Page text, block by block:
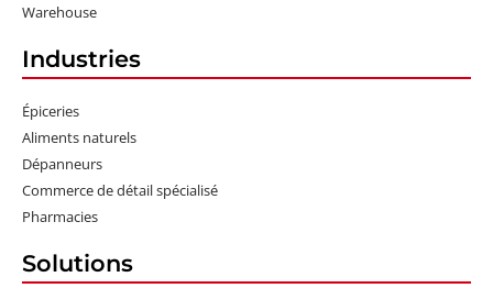
Warehouse
Industries
Épiceries
Aliments naturels
Dépanneurs
Commerce de détail spécialisé
Pharmacies
Solutions